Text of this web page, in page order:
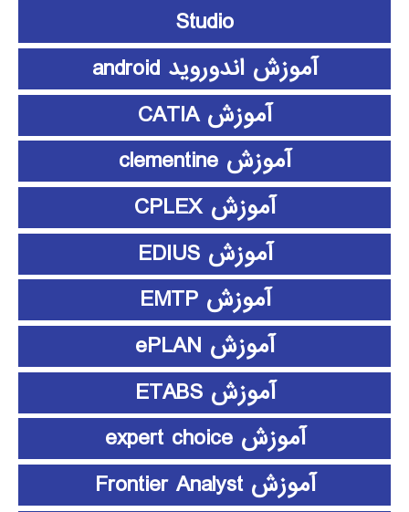
Studio
آموزش اندوروید android
آموزش CATIA
آموزش clementine
آموزش CPLEX
آموزش EDIUS
آموزش EMTP
آموزش ePLAN
آموزش ETABS
آموزش expert choice
آموزش Frontier Analyst